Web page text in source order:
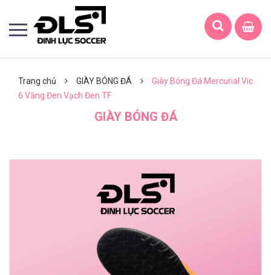
Trang chủ GIÀY BÓNG ĐÁ
Giày Bóng Đá Mercurial Vic
6 Vàng Đen Vạch Đen TF
GIÀY BÓNG ĐÁ